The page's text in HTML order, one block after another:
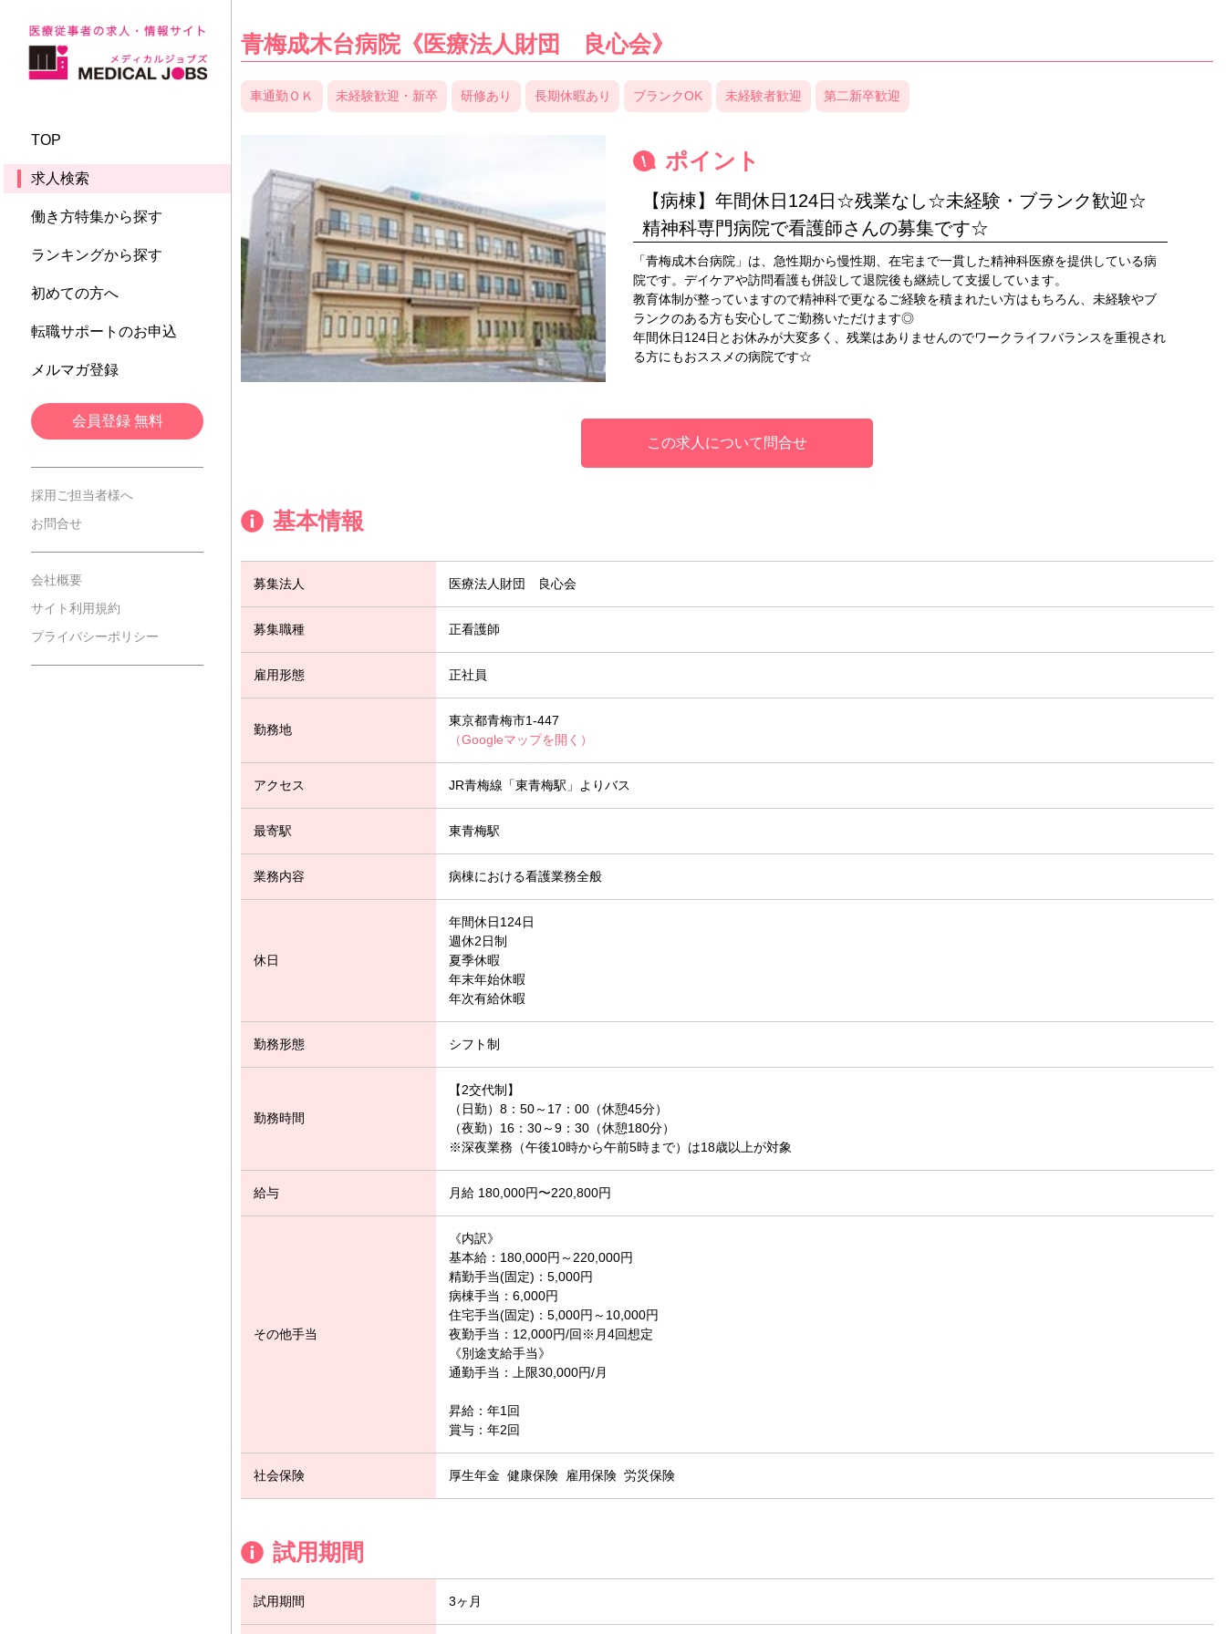
TOP
求人検索
働き方特集から探す
ランキングから探す
初めての方へ
転職サポートのお申込
メルマガ登録
会員登録 無料
採用ご担当者様へ
お問合せ
会社概要
サイト利用規約
プライバシーポリシー
青梅成木台病院《医療法人財団 良心会》
車通勤ＯＫ 未経験歓迎・新卒 研修あり 長期休暇あり ブランクOK 未経験者歓迎 第二新卒歓迎
ポイント
【病棟】年間休日124日☆残業なし☆未経験・ブランク歓迎☆
精神科専門病院で看護師さんの募集です☆
「青梅成木台病院」は、急性期から慢性期、在宅まで一貫した精神科医療を提供している病
院です。デイケアや訪問看護も併設して退院後も継続して支援しています。
教育体制が整っていますので精神科で更なるご経験を積まれたい方はもちろん、未経験やブ
ランクのある方も安心してご勤務いただけます◎
年間休日124日とお休みが大変多く、残業はありませんのでワークライフバランスを重視され
る方にもおススメの病院です☆
この求人について問合せ
基本情報
募集法人 医療法人財団 良心会
募集職種 正看護師
雇用形態 正社員
勤務地
東京都青梅市1-447
（Googleマップを開く）
アクセス JR青梅線「東青梅駅」よりバス
最寄駅 東青梅駅
業務内容 病棟における看護業務全般
休日
年間休日124日
週休2日制
夏季休暇
年末年始休暇
年次有給休暇
勤務形態 シフト制
勤務時間
【2交代制】
（日勤）8：50～17：00（休憩45分）
（夜勤）16：30～9：30（休憩180分）
※深夜業務（午後10時から午前5時まで）は18歳以上が対象
給与 月給 180,000円〜220,800円
その他手当
《内訳》
基本給：180,000円～220,000円
精勤手当(固定)：5,000円
病棟手当：6,000円
住宅手当(固定)：5,000円～10,000円
夜勤手当：12,000円/回※月4回想定
《別途支給手当》
通勤手当：上限30,000円/月
昇給：年1回
賞与：年2回
社会保険 厚生年金 健康保険 雇用保険 労災保険
試用期間
試用期間 3ヶ月